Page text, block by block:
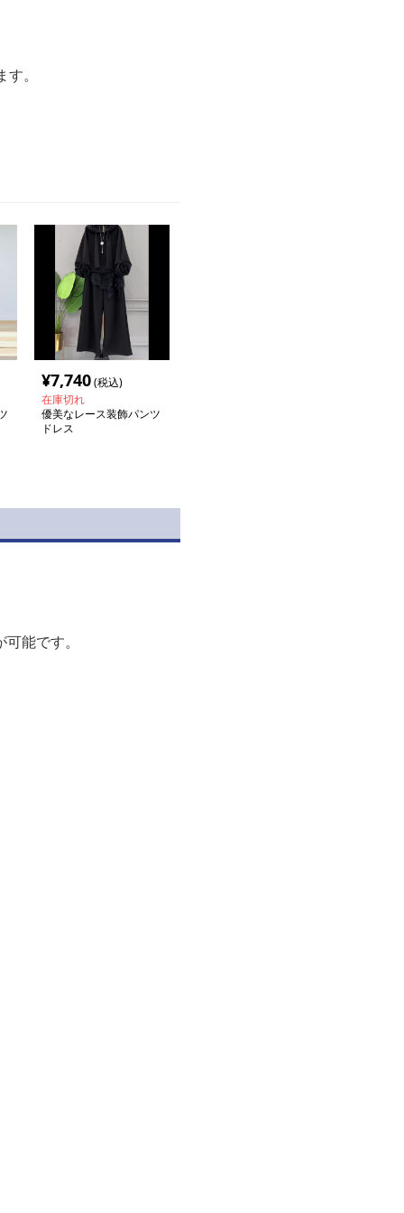
。
¥7,740(税込)
在庫切れ
優美なレース装飾パンツ
ドレス
能です。